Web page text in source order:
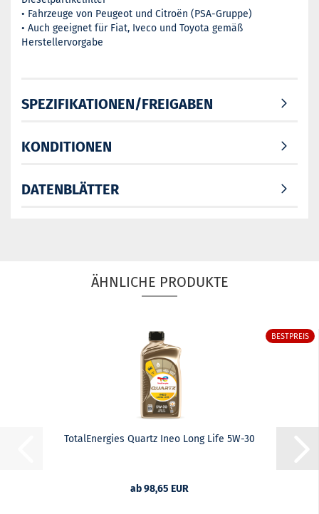
• Fahrzeuge von Peugeot und Citroën (PSA-Gruppe)
• Auch geeignet für Fiat, Iveco und Toyota gemäß
Herstellervorgabe
SPEZIFIKATIONEN/FREIGABEN
KONDITIONEN
DATENBLÄTTER
ÄHNLICHE PRODUKTE
BESTPREIS
TotalEnergies Quartz Ineo Long Life 5W-30
ab 98,65 EUR